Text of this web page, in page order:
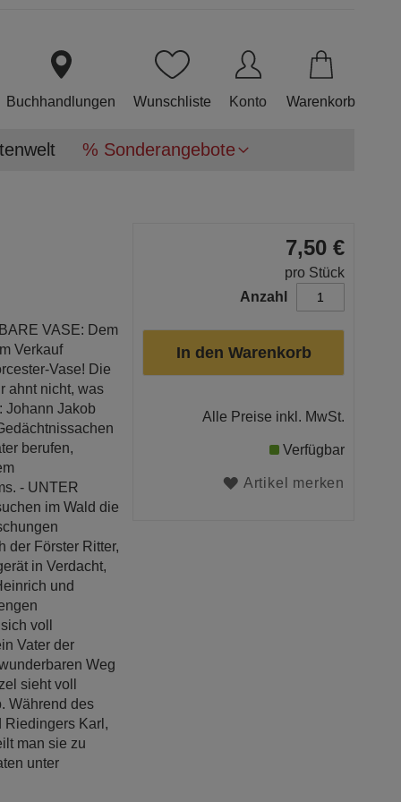
Buchhandlungen Wunschliste Konto Warenkorb
% Sonderangebote
VASE: Dem
Verkauf
Vase! Die
ahnt nicht, was
Johann Jakob
berufen,
- UNTER
im Wald die
der Förster Ritter,
in Verdacht,
und
voll
Vater der
Weg
sieht voll
Während des
Riedingers Karl,
man sie zu
unter
7,50 €
pro Stück
Anzahl
In den Warenkorb
Alle Preise inkl. MwSt.
Verfügbar
Artikel merken